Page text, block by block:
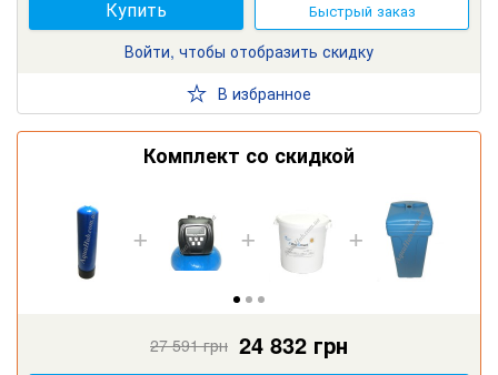
Купить Быстрый заказ
Войти, чтобы отобразить скидку
В избранное
Комплект со скидкой
27 591 грн 24 832 грн
18 058 грн 16 252 грн
24 999 грн 21 249 грн